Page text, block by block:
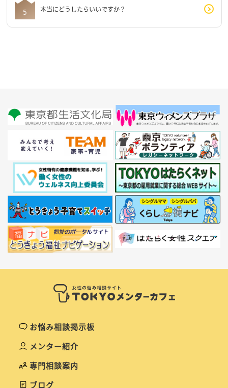
本当にどうしたらいいですか？
お悩み相談掲示板
メンター紹介
専門相談案内
ブログ